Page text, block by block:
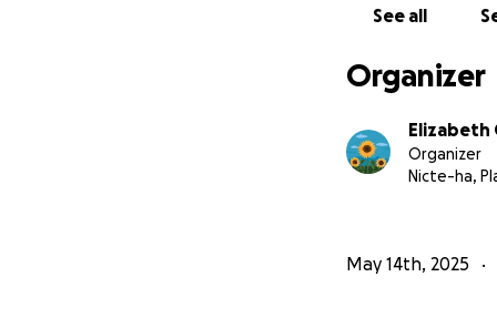
Orando por
Tu apoyo puede
¡Sé parte del
See all
Organizer
Elizabeth
Organizer
Nicte-ha,
May 14th, 2025